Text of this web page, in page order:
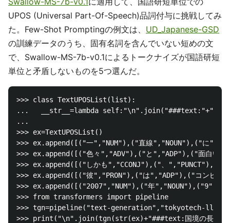
UPOS (Universal Part-Of-Speech)品詞付与に挑戦してみ
た。Few-Shot Promptingの例文は、 UD_Japanese-GSD
の訓練データのうち、固有名詞を含んでいない短めの文
で、Swallow-MS-7b-v0.1によるトークナイズが国語研短
単位と矛盾しないものを5つ選んだ。
>>> class TextUPOSList(list):
...   __str__=lambda
...
>>> ex=TextUPOSList()
>>> ex.append([("一","NUM"),("直線","NOUN"),("に
>>> ex.append([("色々","ADV"),("と","ADP"),("面白い
>>> ex.append([("しかも","CCONJ"),("、
>>> ex.append([("彼","PRON"),("は","ADP"),("コンピ
>>> ex.append([("2007","NUM"),("年
>>> from transformers import pipeline
>>> tgn=pipeline("text-generation","tokyotech-llm/
>>> print("\n".join(tgn(str(ex)+"###text:国境の長いト